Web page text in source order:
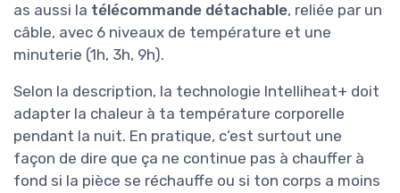
as aussi la télécommande détachable, reliée par un
câble, avec 6 niveaux de température et une
minuterie (1h, 3h, 9h).
Selon la description, la technologie Intelliheat+ doit
adapter la chaleur à ta température corporelle
pendant la nuit. En pratique, c’est surtout une
façon de dire que ça ne continue pas à chauffer à
fond si la pièce se réchauffe ou si ton corps a moins